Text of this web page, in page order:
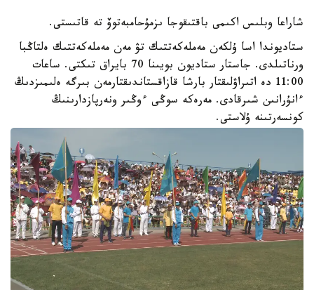
شاراعا وبلىس اكىمى باقتىقوجا ىزمۇحامبەتوۆ تە قاتىستى.
ستاديوندا اسا ۇلكەن مەملەكەتتىك تۋ مەن مەملەكەتتىك ەلتاڭبا
ورناتىلدى. جاستار ستاديون بويىنا 70 بايراق تىكتى. ساعات
11:00 دە اتىراۋلىقتار بارشا قازاقستاندىقتارمەن بىرگە ەلىمىزدىڭ
ءانۇرانىن شىرقادى. مەرەكە سوڭى ءوڭىر ونەرپازدارىنىڭ
كونسەرتىنە ۇلاستى.